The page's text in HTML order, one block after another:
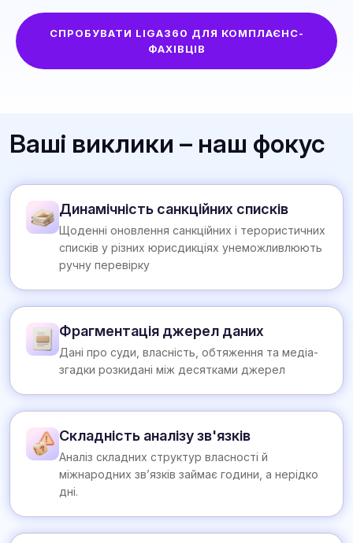
СПРОБУВАТИ LIGA360 ДЛЯ КОМПЛАЄНС-
ФАХІВЦІВ
Ваші виклики – наш фокус
Динамічність санкційних списків
Щоденні оновлення санкційних і терористичних
списків у різних юрисдикціях унеможливлюють
ручну перевірку
Фрагментація джерел даних
Дані про суди, власність, обтяження та медіа-
згадки розкидані між десятками джерел
Складність аналізу зв'язків
Аналіз складних структур власності й
міжнародних зв’язків займає години, а нерідко
дні.